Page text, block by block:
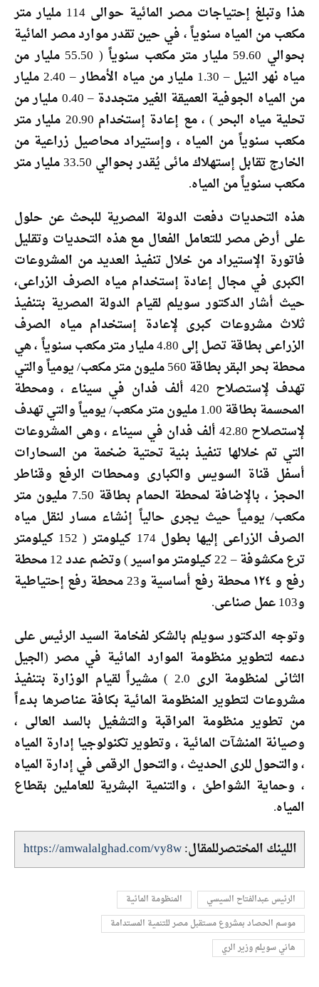
هذا وتبلغ إحتياجات مصر المائية حوالى 114 مليار متر
مكعب من المياه سنوياً ، في حين تقدر موارد مصر المائية
بحوالي 59.60 مليار متر مكعب سنوياً ( 55.50 مليار من
مياه نهر النيل – 1.30 مليار من مياه الأمطار – 2.40 مليار
من المياه الجوفية العميقة الغير متجددة – 0.40 مليار من
تحلية مياه البحر ) ، مع إعادة إستخدام 20.90 مليار متر
مكعب سنوياً من المياه ، وإستيراد محاصيل زراعية من
الخارج تقابل إستهلاك مائى يُقدر بحوالي 33.50 مليار متر
مكعب سنوياً من المياه.
هذه التحديات دفعت الدولة المصرية للبحث عن حلول
على أرض مصر للتعامل الفعال مع هذه التحديات وتقليل
فاتورة الإستيراد من خلال تنفيذ العديد من المشروعات
الكبرى في مجال إعادة إستخدام مياه الصرف الزراعى،
حيث أشار الدكتور سويلم لقيام الدولة المصرية بتنفيذ
ثلاث مشروعات كبرى لإعادة إستخدام مياه الصرف
الزراعى بطاقة تصل إلى 4.80 مليار متر مكعب سنوياً ، هي
محطة بحر البقر بطاقة 560 مليون متر مكعب/ يومياً والتي
تهدف لإستصلاح 420 ألف فدان في سيناء ، ومحطة
المحسمة بطاقة 1.00 مليون متر مكعب/ يومياً والتي تهدف
لإستصلاح 42.80 ألف فدان في سيناء ، وهى المشروعات
التي تم خلالها تنفيذ بنية تحتية ضخمة من السحارات
أسفل قناة السويس والكبارى ومحطات الرفع وقناطر
الحجز ، بالإضافة لمحطة الحمام بطاقة 7.50 مليون متر
مكعب/ يومياً حيث يجرى حالياً إنشاء مسار لنقل مياه
الصرف الزراعى إليها بطول 174 كيلومتر ( 152 كيلومتر
ترع مكشوفة – 22 كيلومتر مواسير ) وتضم عدد 12 محطة
رفع و ١٢٤ محطة رفع أساسية و23 محطة رفع إحتياطية
و103 عمل صناعى.
وتوجه الدكتور سويلم بالشكر لفخامة السيد الرئيس على
دعمه لتطوير منظومة الموارد المائية في مصر (الجيل
الثانى لمنظومة الرى 2.0 ) مشيراً لقيام الوزارة بتنفيذ
مشروعات لتطوير المنظومة المائية بكافة عناصرها بدءاً
من تطوير منظومة المراقبة والتشغيل بالسد العالى ،
وصيانة المنشآت المائية ، وتطوير تكنولوجيا إدارة المياه
، والتحول للرى الحديث ، والتحول الرقمى في إدارة المياه
، وحماية الشواطئ ، والتنمية البشرية للعاملين بقطاع
المياه.
اللينك المختصرللمقال:https://amwalalghad.com/vy8w
الرئيس عبدالفتاح السيسي
المنظومة المائية
موسم الحصاد بمشروع مستقبل مصر للتنمية المستدامة
هاني سويلم وزير الري